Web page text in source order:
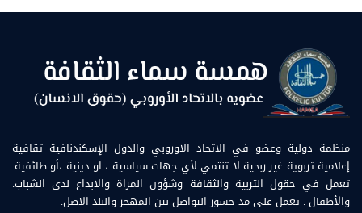
منظمة دولية وعضو في الاتحاد الاوروبي والدول الإسكندنافية ثقافية
إعلامية تربوية غير ربحية لا تنتمي لأي جهات سياسية ، او دينية ،أو طائفية.
تعمل في حقول التربية والثقافة وشؤون المراة والابداع لدى الشباب.
والأطفال . تعمل على مد جسور التواصل بين المهجر والبلد الاصل.